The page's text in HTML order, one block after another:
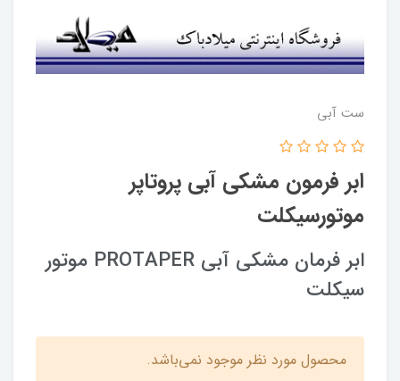
ست آبی
ابر فرمون مشکی آبی پروتاپر
موتورسیکلت
ابر فرمان مشکی آبی PROTAPER موتور
سیکلت
محصول مورد نظر موجود نمی‌باشد.